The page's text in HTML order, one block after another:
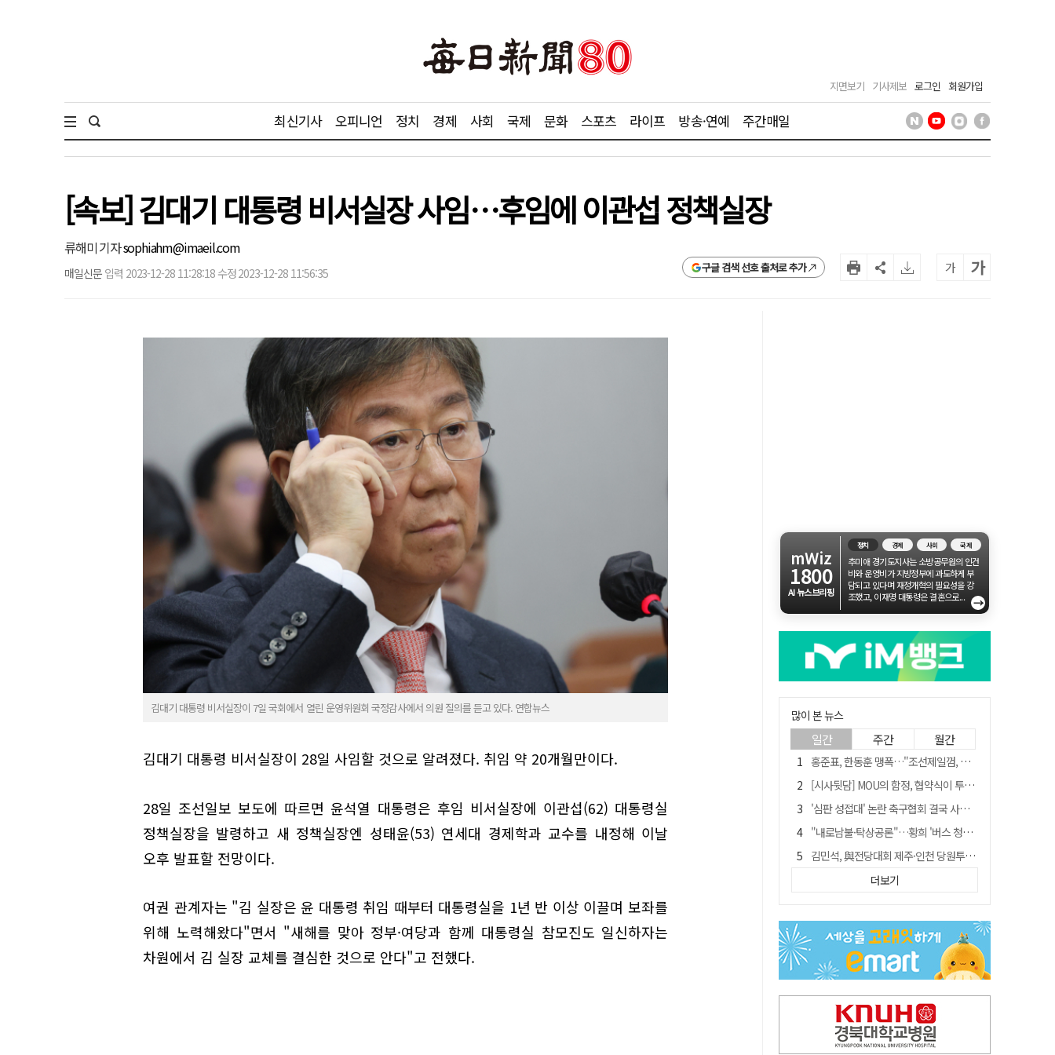
지면보기 기사제보 로그인 회원가입
최신기사 오피니언 정치 경제 사회 국제 문화 스포츠 라이프 방송·연예 주간매일
[속보] 김대기 대통령 비서실장 사임…후임에 이관섭 정책실장
류해미 기자sophiahm@imaeil.com
매일신문 입력 2023-12-28 11:28:18 수정 2023-12-28 11:56:35 구글 검색 선호 출처로 추가 가 가
김대기 대통령 비서실장이 7일 국회에서 열린 운영위원회 국정감사에서 의원 질의를 듣고 있다. 연합뉴스
김대기 대통령 비서실장이 28일 사임할 것으로 알려졌다. 취임 약 20개월만이다.
28일 조선일보 보도에 따르면 윤석열 대통령은 후임 비서실장에 이관섭(62) 대통령실
정책실장을 발령하고 새 정책실장엔 성태윤(53) 연세대 경제학과 교수를 내정해 이날
오후 발표할 전망이다.
여권 관계자는 "김 실장은 윤 대통령 취임 때부터 대통령실을 1년 반 이상 이끌며 보좌를
위해 노력해왔다"면서 "새해를 맞아 정부·여당과 함께 대통령실 참모진도 일신하자는
차원에서 김 실장 교체를 결심한 것으로 안다"고 전했다.
mWiz
1800
AI 뉴스브리핑
정치 경제 사회 국제
추미애 경기도지사는 소방공무원의 인건
비와 운영비가 지방정부에 과도하게 부
담되고 있다며 재정개혁의 필요성을 강
조했고, 이재명 대통령은 결혼으로...
→
많이 본 뉴스
일간 주간 월간
홍준표, 한동훈 맹폭…"조선제일껌, 권력에 살고 권력에 죽었다"
[시사뒷담] MOU의 함정, 협약식이 투자 확정은 아니긴 해
'심판 성접대' 논란 축구협회 결국 사과…"깊이 반성, 쇄신하겠다"
"내로남불·탁상공론"…황희 '버스 청년주택' 제안에 與 내부서도 쓴소리
김민석, 與전당대회 제주·인천 당원투표서 승리…누적 득표는 '초박빙'
"경로당 통장에 비밀번호가 적혀 있다"…전국 돌며 경로당 13곳 턴 30대 구속
휠체어 환자 발로 밀어 숨지게 한 70대 간병인…2심도 집행유예
"침대에 결박, 탈진"…평생 교회서 산 11세 남아, 병원 이송 끝 숨져
[금주의 이슈] 하늘의 외계인, 바다의 귀향자…영화 '호프'와 '오디세이'
더보기